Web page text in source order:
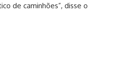
de caminhões”, disse o